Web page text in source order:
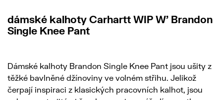
dámské kalhoty Carhartt WIP W' Brandon
Single Knee Pant
Dámské kalhoty Brandon Single Knee Pant jsou ušity z
těžké bavlněné džínoviny ve volném střihu. Jelikož
čerpají inspiraci z klasických pracovních kalhot, jsou